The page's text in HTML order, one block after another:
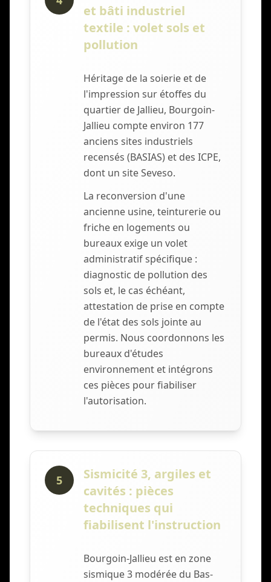
et bâti industriel
textile : volet sols et
pollution
Héritage de la soierie et de
l'impression sur étoffes du
quartier de Jallieu, Bourgoin-
Jallieu compte environ 177
anciens sites industriels
recensés (BASIAS) et des ICPE,
dont un site Seveso.
La reconversion d'une
ancienne usine, teinturerie ou
friche en logements ou
bureaux exige un volet
administratif spécifique :
diagnostic de pollution des
sols et, le cas échéant,
attestation de prise en compte
de l'état des sols jointe au
permis. Nous coordonnons les
bureaux d'études
environnement et intégrons
ces pièces pour fiabiliser
l'autorisation.
5
Sismicité 3, argiles et
cavités : pièces
techniques qui
fiabilisent l'instruction
Bourgoin-Jallieu est en zone
sismique 3 modérée du Bas-